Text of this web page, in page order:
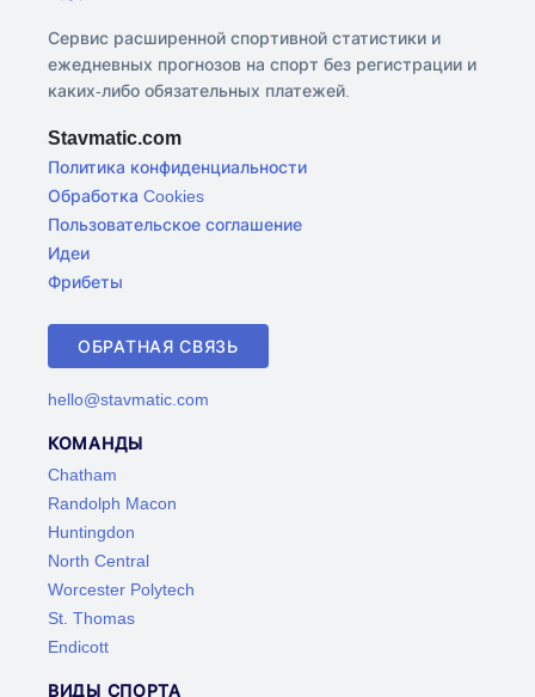
Сервис расширенной спортивной статистики и
ежедневных прогнозов на спорт без регистрации и
каких-либо обязательных платежей.
Stavmatic.com
Политика конфиденциальности
Обработка Cookies
Пользовательское соглашение
Идеи
Фрибеты
ОБРАТНАЯ СВЯЗЬ
hello@stavmatic.com
КОМАНДЫ
Chatham
Randolph Macon
Huntingdon
North Central
Worcester Polytech
St. Thomas
Endicott
ВИДЫ СПОРТА